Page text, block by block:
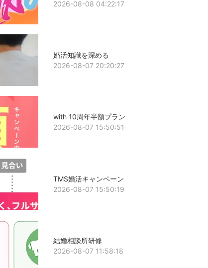
2026-08-08 04:22:17
婚活知識を深める
2026-08-07 20:20:27
with 10周年半額プラン
2026-08-07 15:50:51
TMS婚活キャンペーン
2026-08-07 15:50:19
結婚相談所研修
2026-08-07 11:58:18